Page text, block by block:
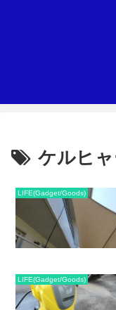
ケルヒ
LIFE(Gadget/Goods)
LIFE(Gadget/Goods)